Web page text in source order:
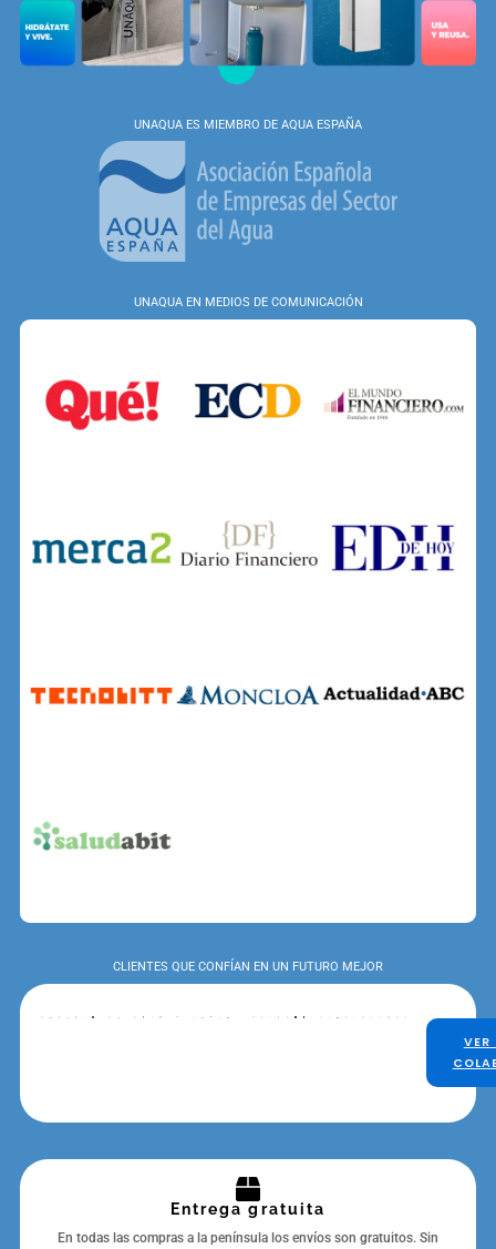
UNAQUA ES MIEMBRO DE AQUA ESPAÑA
UNAQUA EN MEDIOS DE COMUNICACIÓN
CLIENTES QUE CONFÍAN EN UN FUTURO MEJOR
VER
Entrega gratuita
En todas las compras a la península los envíos son gratuitos. Sin